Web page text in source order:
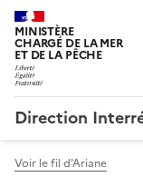
MINISTÈRE
CHARGÉ DE LA MER
ET DE LA PÊCHE
Direction
Voir le fil d'Ariane